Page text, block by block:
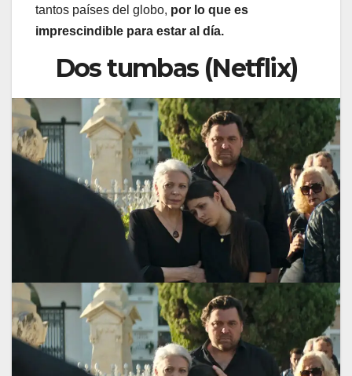
tantos países del globo, por lo que es
imprescindible para estar al día.
Dos tumbas (Netflix)